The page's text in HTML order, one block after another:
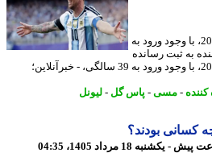
لیونل مسی در سال 2026، با وجود ورود به
ثبت رسانده
خبرآنلاین؛ لیونل مسی در سال 2026، با وجود ورود به 39 سالگی، - خبرآنلاین؛
-مسی-پاس گل-لیونل
بودند؟